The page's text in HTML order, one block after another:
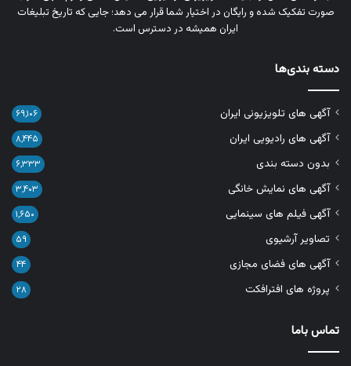
صورت تفکیک‌ شده و رایگان در اختیار شما قرار می‌ دهد؛ جایی که تاریخ تبلیغات
ایران همیشه در دسترس است.
دسته بندی‌ها
آگهی های تلویزیونی ایران ۶۹,۱۰۶
آگهی های رادیویی ایران ۸,۴۴۵
بدون دسته بندی ۶,۳۳۳
آگهی های نمایش خانگی ۳,۴۰۳
آگهی فیلم های سینمایی ۱,۶۵۰
تصاویر آرشیوی ۵۹
آگهی های فضای مجازی ۴۴
پروژه های افترافکت ۲۸
تماس باما